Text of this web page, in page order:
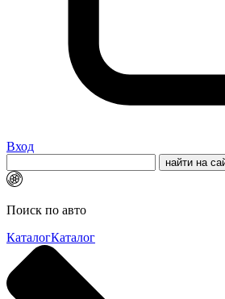
Вход
Поиск по авто
КаталогКаталог